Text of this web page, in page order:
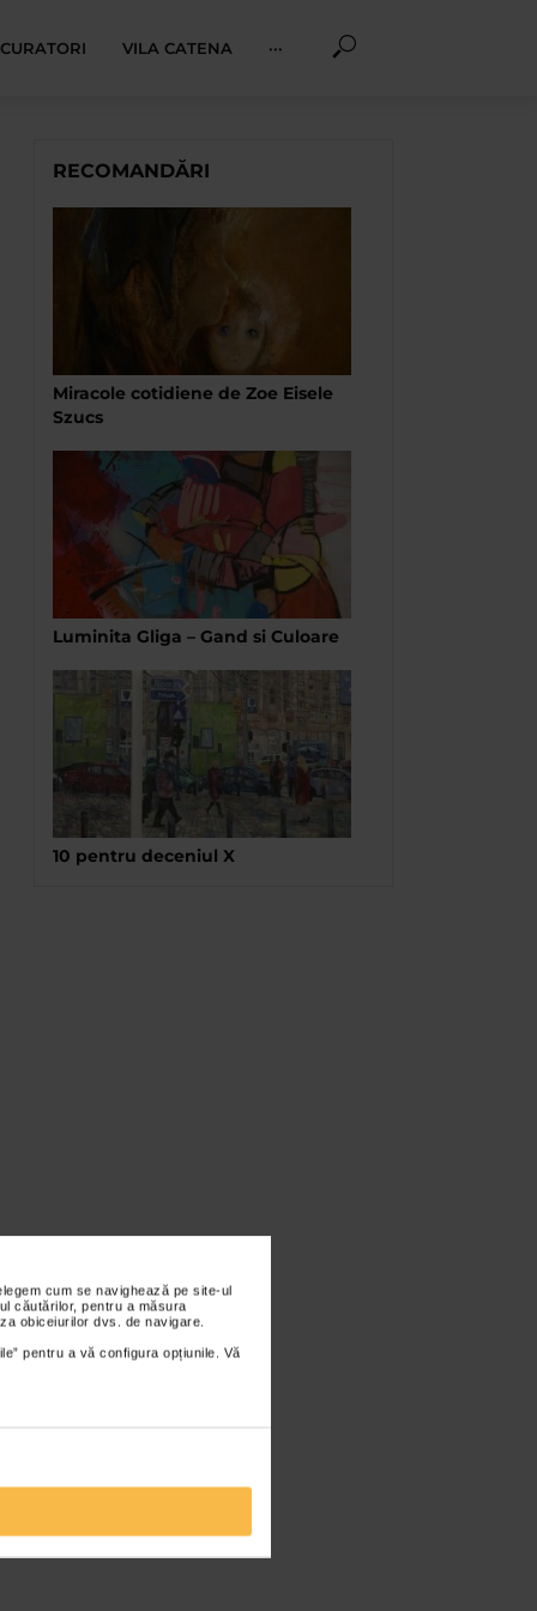
cum se navighează pe site-ul
căutărilor, pentru a măsura
obiceiurilor dvs. de navigare.
pentru a vă configura opțiunile. Vă
VILA CATENA ···
RECOMANDĂRI
Miracole cotidiene de Zoe Eisele
Szucs
Luminita Gliga – Gand si Culoare
10 pentru deceniul X